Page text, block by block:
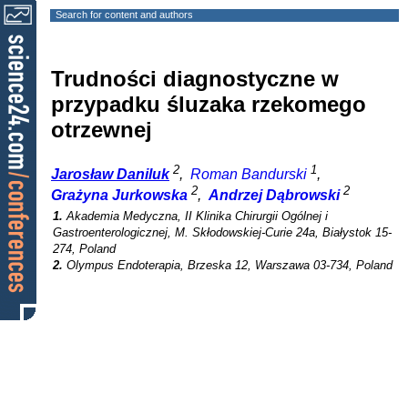
Search for content and authors
Trudności diagnostyczne w
przypadku śluzaka rzekomego
otrzewnej
Jarosław Daniluk 2, Roman Bandurski 1,
Grażyna Jurkowska 2, Andrzej Dąbrowski 2
1. Akademia Medyczna, II Klinika Chirurgii Ogólnej i
Gastroenterologicznej, M. Skłodowskiej-Curie 24a, Białystok 15-
274, Poland
2. Olympus Endoterapia, Brzeska 12, Warszawa 03-734, Poland